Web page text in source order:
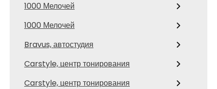
1000 Мелочей
1000 Мелочей
Bravus, автостудия
Carstyle, центр тонирования
Carstyle, центр тонирования